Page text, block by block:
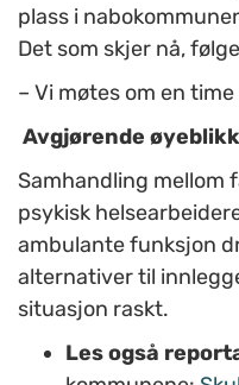
plass i
Det som skjer nå,
– Vi møtes om en
Avgjørende øyeblikk
Samhandling mellom
psykisk
ambulante funksjon
alternativer til
situasjon raskt.
Les også